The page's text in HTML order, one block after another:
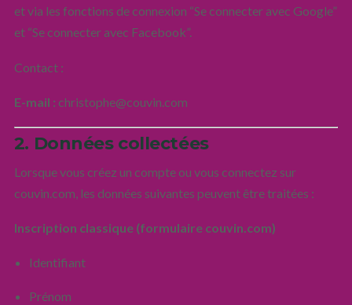
et via les fonctions de connexion “Se connecter avec Google”
et “Se connecter avec Facebook”.
Contact :
E-mail : christophe@couvin.com
2. Données collectées
Lorsque vous créez un compte ou vous connectez sur
couvin.com, les données suivantes peuvent être traitées :
Inscription classique (formulaire couvin.com)
Identifiant
Prénom